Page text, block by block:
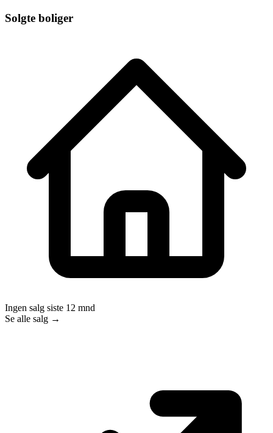
Solgte boliger
Ingen salg siste 12 mnd
Se alle salg →